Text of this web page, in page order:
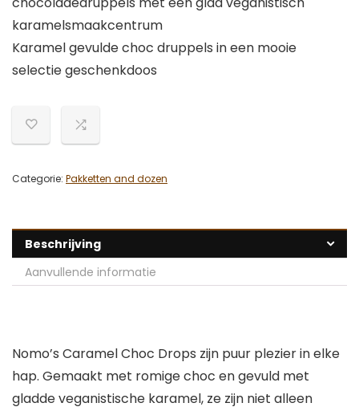
karamelsmaakcentrum
Karamel gevulde choc druppels in een mooie
selectie geschenkdoos
Categorie: Pakketten and dozen
Beschrijving
Aanvullende informatie
Nomo’s Caramel Choc Drops zijn puur plezier in elke
hap. Gemaakt met romige choc en gevuld met
gladde veganistische karamel, ze zijn niet alleen